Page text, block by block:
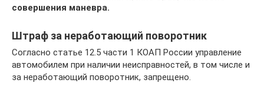
совершения маневра.
Штраф за неработающий поворотник
Согласно статье 12.5 части 1 КОАП России управление
автомобилем при наличии неисправностей, в том числе и
за неработающий поворотник, запрещено.